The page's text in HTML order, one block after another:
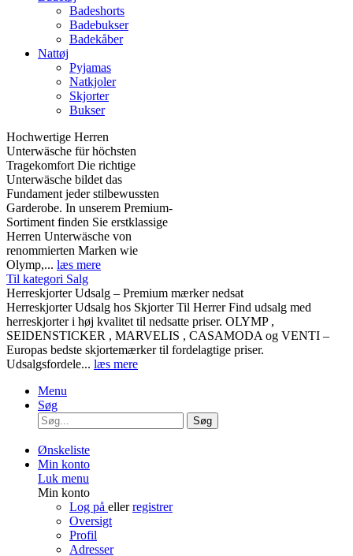
Badeshorts
Badebukser
Badekåber
Nattøj
Pyjamas
Natkjoler
Skjorter
Bukser
Hochwertige Herren
Unterwäsche für höchsten
Tragekomfort Die richtige
Unterwäsche bildet das
Fundament jeder stilbewussten
Garderobe. In unserem Premium-
Sortiment finden Sie erstklassige
Herren Unterwäsche von
renommierten Marken wie
Olymp,... læs mere
Til kategori Salg
Herreskjorter Udsalg – Premium mærker nedsat
Herreskjorter Udsalg hos Skjorter Til Herrer Find udsalg med
herreskjorter i høj kvalitet til nedsatte priser. OLYMP ,
SEIDENSTICKER , MARVELIS , CASAMODA og VENTI –
Europas bedste skjortemærker til fordelagtige priser.
Udsalgsfordele... læs mere
Menu
Søg
Søg
Ønskeliste
Min konto
Luk menu
Min konto
Log på ellerregistrer
Oversigt
Profil
Adresser